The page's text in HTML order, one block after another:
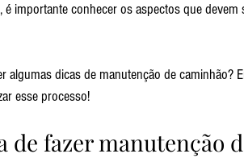
importante conhecer os aspectos que
algumas dicas de manutenção de caminhão?
esse processo!
fazer manutenção